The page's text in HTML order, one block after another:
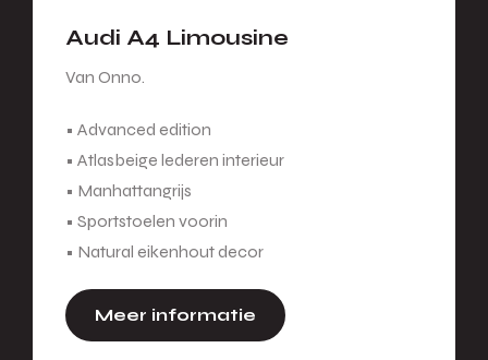
Audi A4 Limousine
Van Onno.
• Advanced edition
• Atlasbeige lederen interieur
• Manhattangrijs
• Sportstoelen voorin
• Natural eikenhout decor
Meer informatie